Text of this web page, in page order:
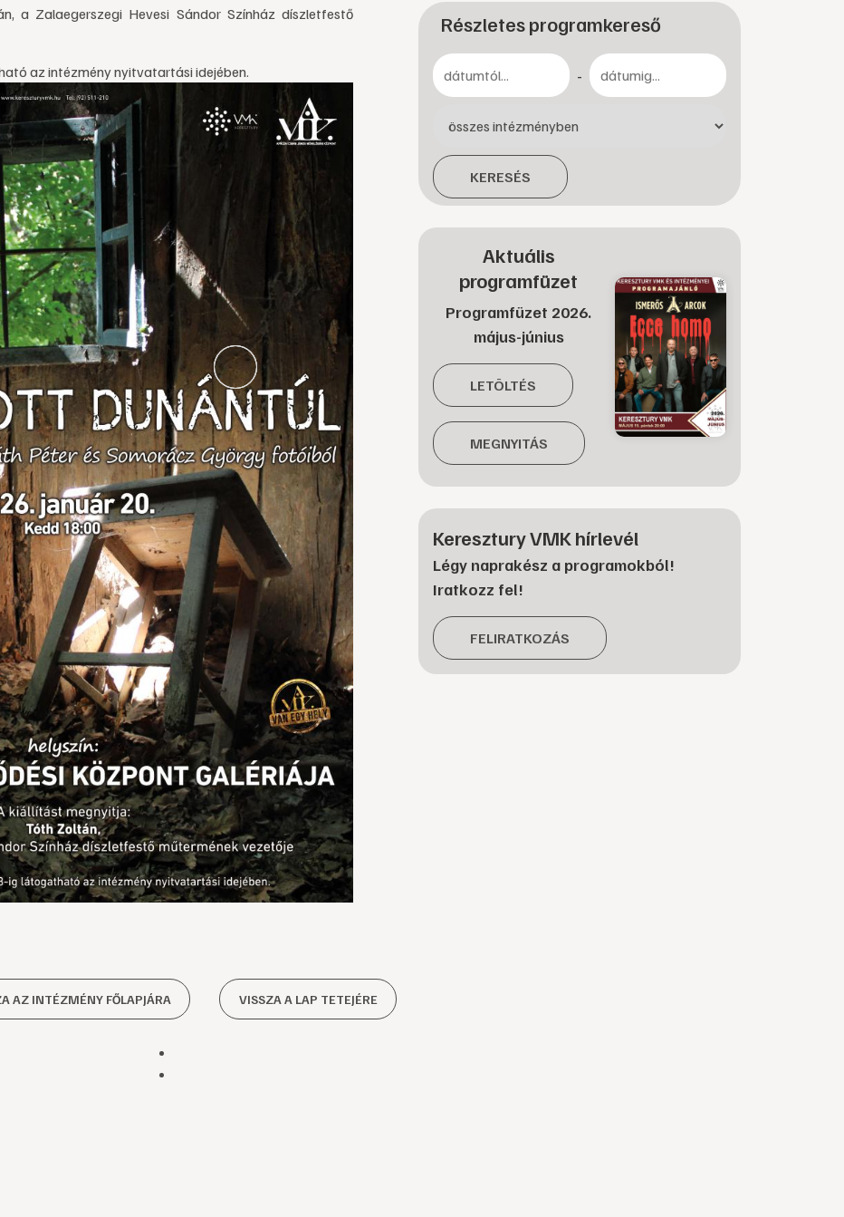
a Zalaegerszegi Hevesi Sándor Színház díszletfestő
az intézmény nyitvatartási idejében.
AZ INTÉZMÉNY FŐLAPJÁRA VISSZA A LAP TETEJÉRE
Részletes programkereső
-
KERESÉS
Aktuális
programfüzet
Programfüzet 2026.
május-június
LETÖLTÉS
MEGNYITÁS
Keresztury VMK hírlevél
Légy naprakész a programokból!
Iratkozz fel!
FELIRATKOZÁS